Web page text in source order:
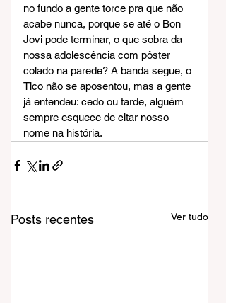
no fundo a gente torce pra que não
acabe nunca, porque se até o Bon
Jovi pode terminar, o que sobra da
nossa adolescência com pôster
colado na parede? A banda segue, o
Tico não se aposentou, mas a gente
já entendeu: cedo ou tarde, alguém
sempre esquece de citar nosso
nome na história.
Posts recentes Ver tudo